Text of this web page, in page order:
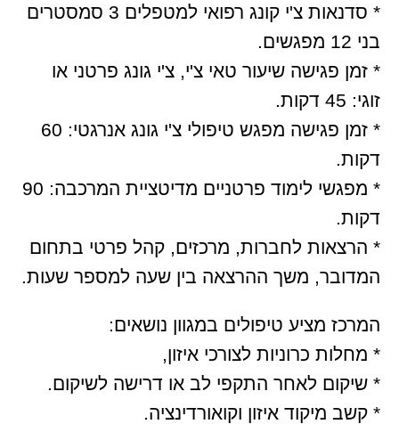
* סדנאות צ'י קונג רפואי למטפלים 3 סמסטרים
בני 12 מפגשים.
* זמן פגישה שיעור טאי צ'י, צ'י גונג פרטני או
זוגי: 45 דקות.
* זמן פגישה מפגש טיפולי צ'י גונג אנרגטי: 60
דקות.
* מפגשי לימוד פרטניים מדיטציית המרכבה: 90
דקות.
* הרצאות לחברות, מרכזים, קהל פרטי בתחום
המדובר, משך ההרצאה בין שעה למספר שעות.
המרכז מציע טיפולים במגוון נושאים:
* מחלות כרוניות לצורכי איזון,
* שיקום לאחר התקפי לב או דרישה לשיקום.
* קשב מיקוד איזון וקואורדינציה.